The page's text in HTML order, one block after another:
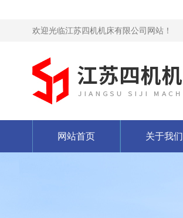
欢迎光临江苏四机机床有限公司网站！
网站首页 关于我们